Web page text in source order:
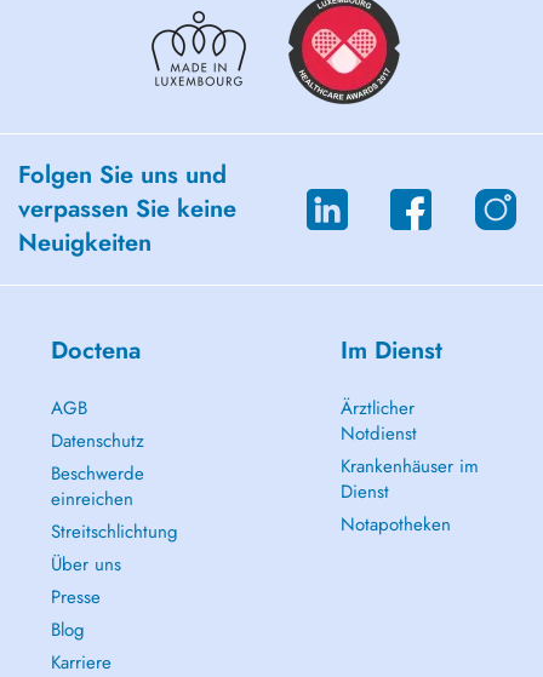
Folgen Sie uns und
verpassen Sie keine
Neuigkeiten
Doctena
AGB
Datenschutz
Beschwerde
einreichen
Streitschlichtung
Über uns
Presse
Blog
Karriere
Im Dienst
Ärztlicher
Notdienst
Krankenhäuser im
Dienst
Notapotheken